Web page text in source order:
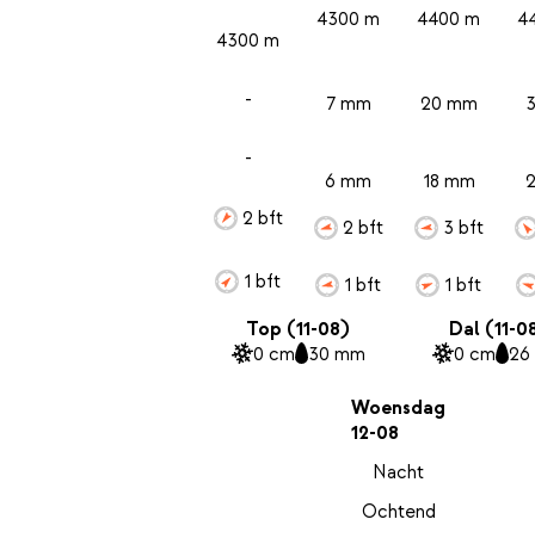
4300 m
-
-
2 bft
1 bft
4300 m
7 mm
6 mm
2 bft
1 bft
4400 m
20 mm
18 mm
3 bft
1 bft
Top (11-08)
0 cm 30 mm
Dal (11-
0 cm 26
Woensdag
12-08
Nacht
Ochtend